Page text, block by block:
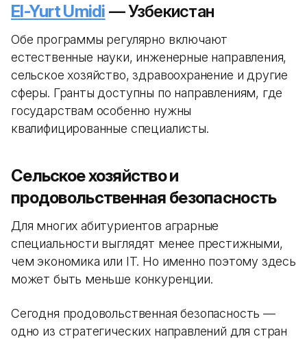
El-Yurt Umidi — Узбекистан
Обе программы регулярно включают
естественные науки, инженерные направления,
сельское хозяйство, здравоохранение и другие
сферы. Гранты доступны по направлениям, где
государствам особенно нужны
квалифицированные специалисты.
Сельское хозяйство и
продовольственная безопасность
Для многих абитуриентов аграрные
специальности выглядят менее престижными,
чем экономика или IT. Но именно поэтому здесь
может быть меньше конкуренции.
Сегодня продовольственная безопасность —
одно из стратегических направлений для стран